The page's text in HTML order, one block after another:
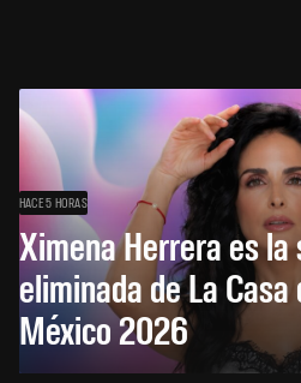
HACE 5 HORAS
Ximena Herrera es la
eliminada de La
México 2026